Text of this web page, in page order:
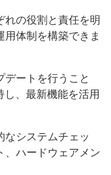
の役割と責任を明
体制を構築できま
デートを行うこと
、最新機能を活用
なシステムチェッ
、ハードウェアメン